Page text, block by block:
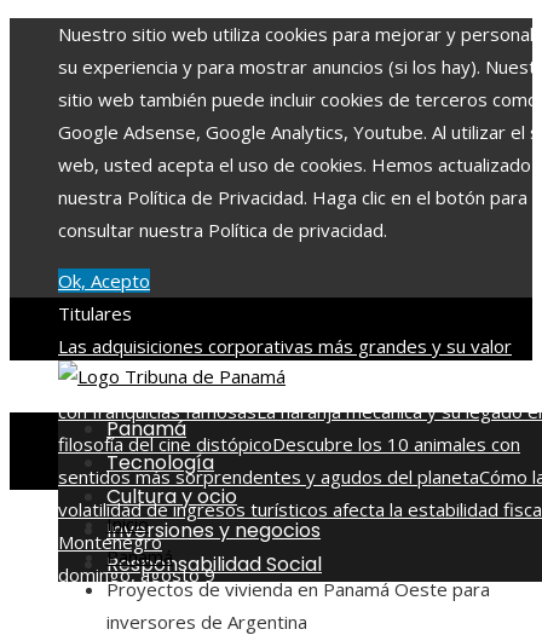
Nuestro sitio web utiliza cookies para mejorar y
su experiencia y para mostrar anuncios (si los hay).
sitio web también puede incluir cookies de terceros como
Google Adsense, Google Analytics, Youtube. Al utilizar el
web, usted acepta el uso de cookies. Hemos actualizado
nuestra Política de Privacidad. Haga clic en el botón para
consultar nuestra Política de privacidad.
Ok, Acepto
Titulares
Las adquisiciones corporativas más grandes y su valor
récordAlianza entre Disney y TikTok para impulsar
con franquicias famosasLa naranja mecánica y su legado
filosofía del cine distópicoDescubre los 10 animales con
sentidos más sorprendentes y agudos del planetaCómo
volatilidad de ingresos turísticos afecta la estabilidad
Montenegro
domingo, agosto 9
Panamá
Tecnología
Cultura y ocio
Inversiones y negocios
Responsabilidad Social
Inicio
Panamá
Proyectos de vivienda en Panamá Oeste para
inversores de Argentina